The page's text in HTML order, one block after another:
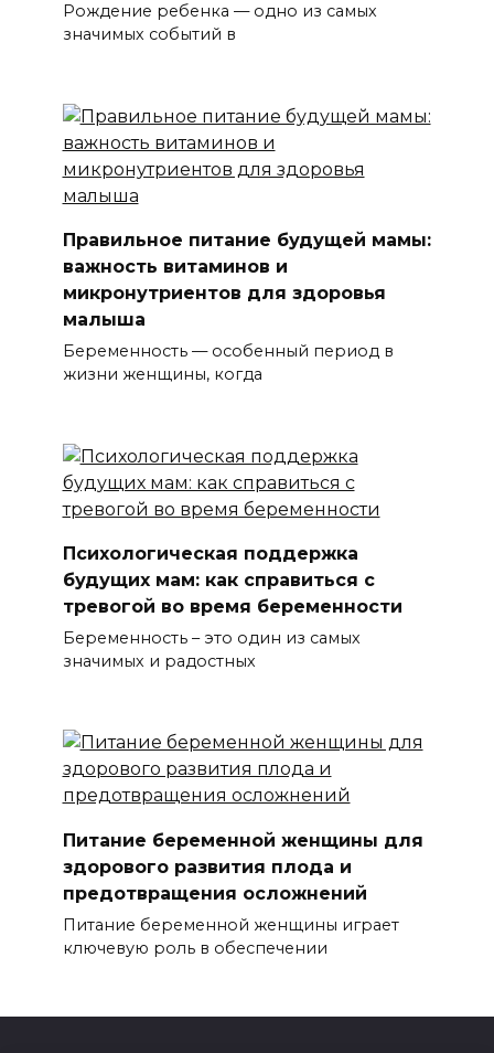
Рождение ребенка — одно из самых
значимых событий в
Правильное питание будущей мамы:
важность витаминов и
микронутриентов для здоровья
малыша
Беременность — особенный период в
жизни женщины, когда
Психологическая поддержка
будущих мам: как справиться с
тревогой во время беременности
Беременность – это один из самых
значимых и радостных
Питание беременной женщины для
здорового развития плода и
предотвращения осложнений
Питание беременной женщины играет
ключевую роль в обеспечении